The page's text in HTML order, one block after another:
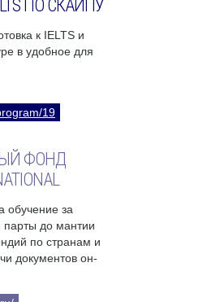
ПО СКАЙПУ
к IELTS и
в удобное для
19
ФОНД
обучение за
до мантии
по странам и
документов он-